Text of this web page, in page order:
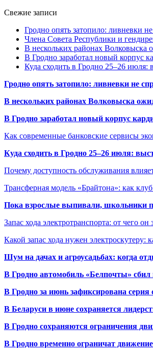
Свежие записи
Гродно опять затопило: ливневки
Члена Совета Республики и
В нескольких районах Волковыска
В Гродно заработал новый корпус
Куда сходить в Гродно 25–26 июля:
Гродно опять затопило: ливневки не
В нескольких районах Волковыска
В Гродно заработал новый корпус
Как современные банковские сервисы
Куда сходить в Гродно 25–26 июля:
Почему доступность обслуживания
Трансферная модель «Брайтона»: как
Пока взрослые выпивали, школьники
Запас хода электротранспорта: от чего
Какой запас хода нужен электроскутеру:
Шум на дачах и агроусадьбах: когда
В Гродно автомобиль «Белпочты» сбил
В Гродно за июнь зафиксирована
В Беларуси в июне сохраняется
В Гродно сохраняются ограничения
В Гродно временно ограничат